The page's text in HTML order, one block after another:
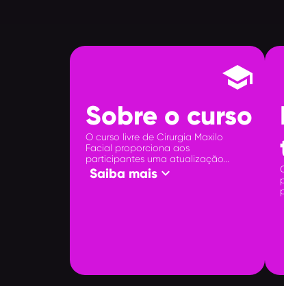
school
Sobre o curso
O curso livre de Cirurgia Maxilo
Facial proporciona aos
participantes uma atualização...
Saiba maiskeyboard_arrow_down